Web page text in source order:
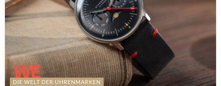
DIE WELT DER UHRENMARKEN